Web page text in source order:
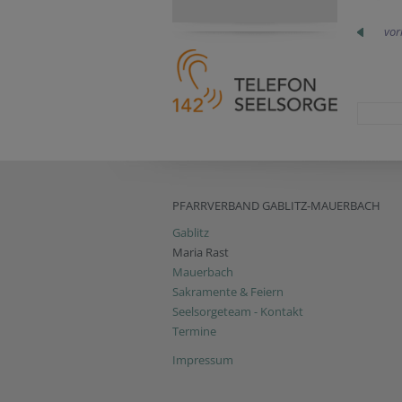
PFARRVERBAND GABLITZ-MAUERBACH
Gablitz
Maria Rast
Mauerbach
Sakramente & Feiern
Seelsorgeteam - Kontakt
Termine
Impressum